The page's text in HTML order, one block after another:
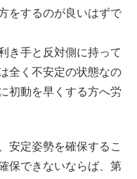
をするのが良いはずで
き手と反対側に持って
全く不安定の状態なの
初動を早くする方へ労
安定姿勢を確保するこ
保できないならば、第